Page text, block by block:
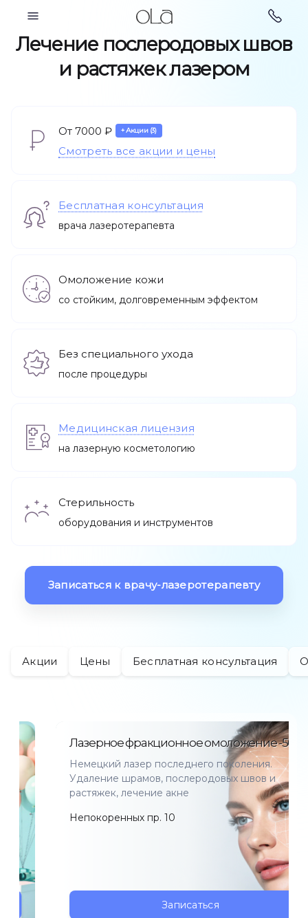
Косметология
Ногтевой сервис
Остальные услуги
Адреса
Позвонить +7 (812) 710 00 10
Онлайн подбор косметологических процедур
Косметология
Лечение послеродовых швов
и растяжек лазером
От 7000 ₽ + Акции (3)
Смотреть все акции и цены
Бесплатная консультация
врача лазеротерапевта
Омоложение кожи
со стойким, долговременным эффектом
Без специального ухода
после процедуры
Медицинская лицензия
на лазерную косметологию
Стерильность
оборудования и инструментов
Записаться к врачу-лазеротерапевту
Акции Цены Бесплатная консультация
Лазерное фракционное омоложение -50%
Немецкий лазер последнего поколения.
Удаление шрамов, послеродовых швов и
растяжек, лечение акне
Непокоренных пр. 10
Записаться